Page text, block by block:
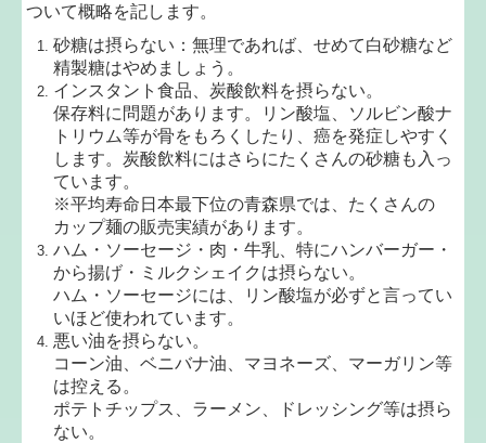
ついて概略を記します。
砂糖は摂らない：無理であれば、せめて白砂糖など
精製糖はやめましょう。
インスタント食品、炭酸飲料を摂らない。
保存料に問題があります。リン酸塩、ソルビン酸ナ
トリウム等が骨をもろくしたり、癌を発症しやすく
します。炭酸飲料にはさらにたくさんの砂糖も入っ
ています。
※平均寿命日本最下位の青森県では、たくさんの
カップ麺の販売実績があります。
ハム・ソーセージ・肉・牛乳、特にハンバーガー・
から揚げ・ミルクシェイクは摂らない。
ハム・ソーセージには、リン酸塩が必ずと言ってい
いほど使われています。
悪い油を摂らない。
コーン油、ベニバナ油、マヨネーズ、マーガリン等
は控える。
ポテトチップス、ラーメン、ドレッシング等は摂ら
ない。